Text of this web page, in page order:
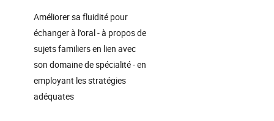
Améliorer sa fluidité pour
échanger à l'oral - à propos de
sujets familiers en lien avec
son domaine de spécialité - en
employant les stratégies
adéquates